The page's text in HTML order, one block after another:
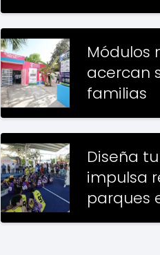
Módulos
acercan
familias
Diseña
impulsa
parques